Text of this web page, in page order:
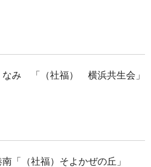
なみ 「（社福） 横浜共生会」
「（社福）そよかぜの丘」